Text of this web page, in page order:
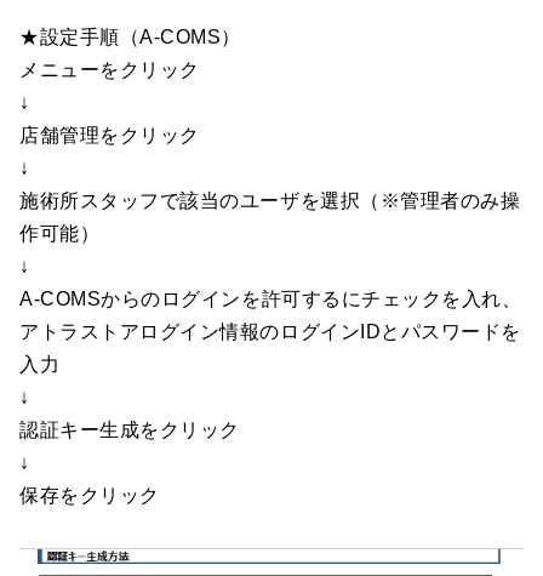
★設定手順（A-COMS）
メニューをクリック
↓
店舗管理をクリック
↓
施術所スタッフで該当のユーザを選択（※管理者のみ操
作可能）
↓
A-COMSからのログインを許可するにチェックを入れ、
アトラストアログイン情報のログインIDとパスワードを
入力
↓
認証キー生成をクリック
↓
保存をクリック